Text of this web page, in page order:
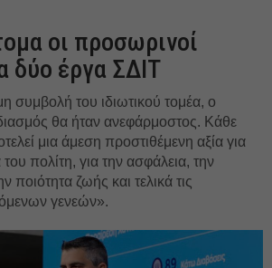
οι προσωρινοί
δύο έργα ΣΔΙΤ
συμβολή του ιδιωτικού τομέα, ο
θα ήταν ανεφάρμοστος. Κάθε
μια άμεση προστιθέμενη αξία για
πολίτη, για την ασφάλεια, την
ποιότητα ζωής και τελικά τις
γενεών».